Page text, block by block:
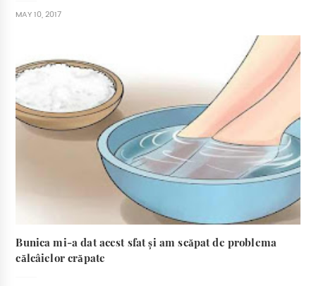
MAY 10, 2017
Bunica mi-a dat acest sfat și am scăpat de problema
călcâielor crăpate